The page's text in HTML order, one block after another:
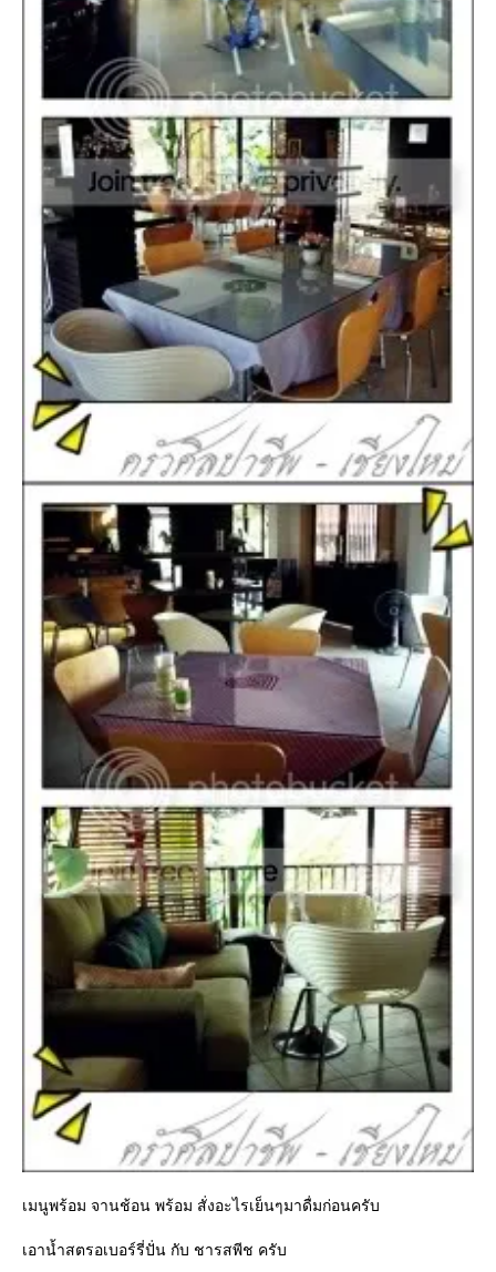
เมนูพร้อม จานช้อน พร้อม สั่งอะไรเย็นๆมาดื่มก่อนครับ
เอาน้ำสตรอเบอร์รี่ปั่น กับ ชารสพีช ครับ